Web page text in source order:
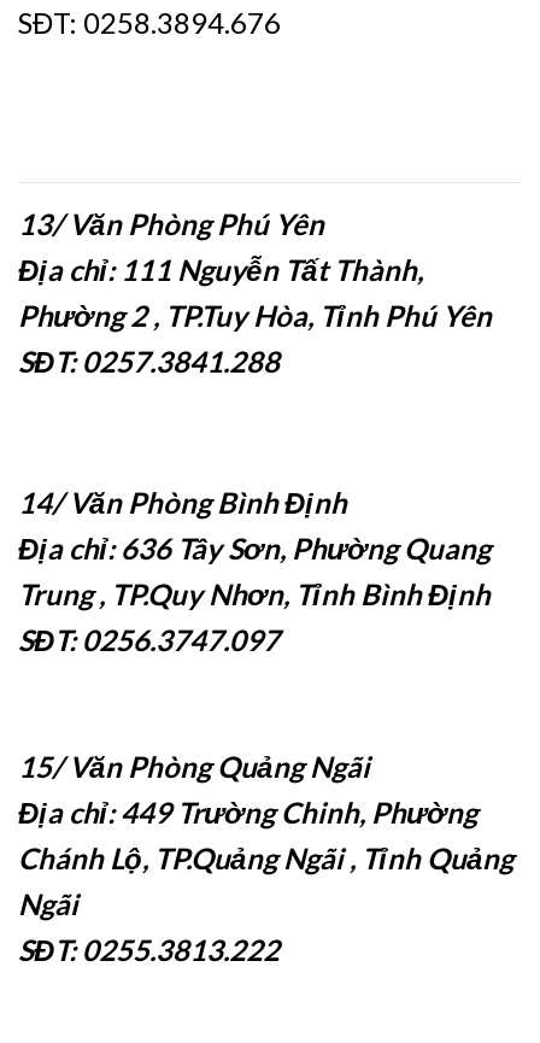
SĐT: 0258.3894.676
13/ Văn Phòng Phú Yên
Địa chỉ: 111 Nguyễn Tất Thành,
Phường 2 , TP.Tuy Hòa, Tỉnh Phú Yên
SĐT: 0257.3841.288
14/ Văn Phòng Bình Định
Địa chỉ: 636 Tây Sơn, Phường Quang
Trung , TP.Quy Nhơn, Tỉnh Bình Định
SĐT: 0256.3747.097
15/ Văn Phòng Quảng Ngãi
Địa chỉ: 449 Trường Chinh, Phường
Chánh Lộ, TP.Quảng Ngãi , Tỉnh Quảng
Ngãi
SĐT: 0255.3813.222